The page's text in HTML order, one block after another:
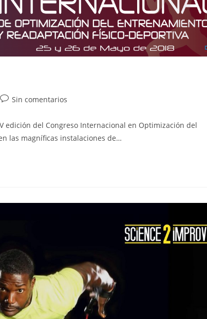
Sin comentarios
edición del Congreso Internacional en Optimización del
las magníficas instalaciones de…